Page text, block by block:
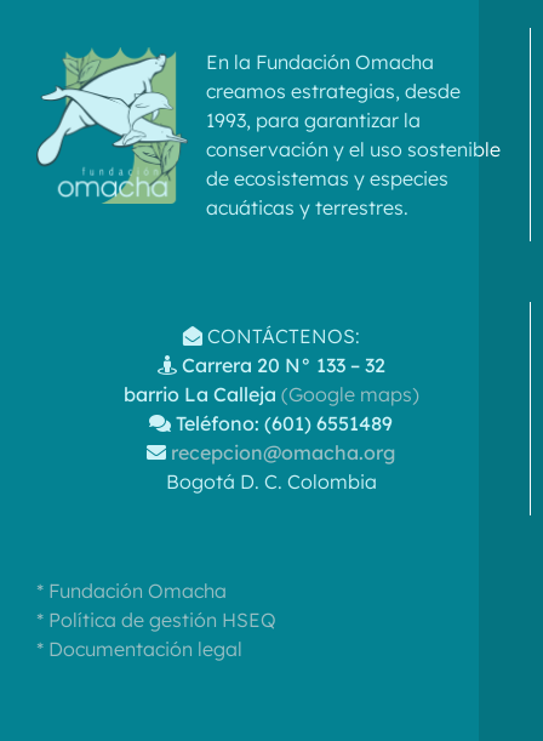
En la Fundación Omacha
creamos estrategias, desde
1993, para garantizar la
conservación y el uso sostenible
de ecosistemas y especies
acuáticas y terrestres.
CONTÁCTENOS:
Carrera 20 N° 133 – 32
barrio La Calleja (Google maps)
Teléfono: (601) 6551489
recepcion@omacha.org
Bogotá D. C. Colombia
* Fundación Omacha
* Política de gestión HSEQ
* Documentación legal